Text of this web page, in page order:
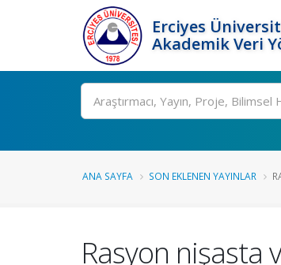
Erciyes
Akademik Veri
Ara
ANA SAYFA SON EKLENEN YAYINLAR
Rasyon nişasta